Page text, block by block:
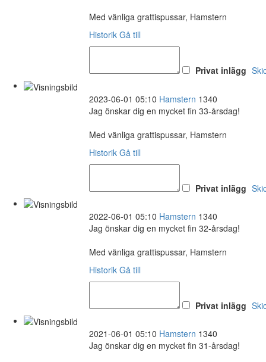
Med vänliga grattispussar, Hamstern
Historik Gå till
Privat inlägg
2023-06-01 05:10 Hamstern 1340
Jag önskar dig en mycket fin 33-årsdag!
Med vänliga grattispussar, Hamstern
Historik Gå till
Privat inlägg
2022-06-01 05:10 Hamstern 1340
Jag önskar dig en mycket fin 32-årsdag!
Med vänliga grattispussar, Hamstern
Historik Gå till
Privat inlägg
2021-06-01 05:10 Hamstern 1340
Jag önskar dig en mycket fin 31-årsdag!